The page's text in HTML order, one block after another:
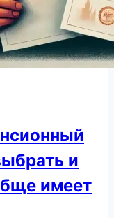
и
имеет